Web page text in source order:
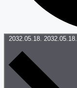
2032.05.18. 2032.05.18.